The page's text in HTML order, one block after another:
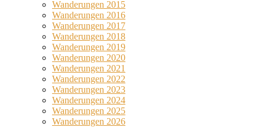
Wanderungen 2015
Wanderungen 2016
Wanderungen 2017
Wanderungen 2018
Wanderungen 2019
Wanderungen 2020
Wanderungen 2021
Wanderungen 2022
Wanderungen 2023
Wanderungen 2024
Wanderungen 2025
Wanderungen 2026